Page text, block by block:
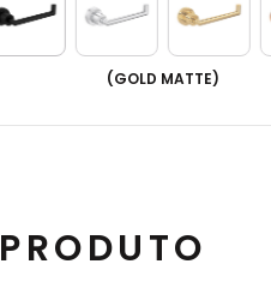
(GOLD MATTE)
PRODUTO